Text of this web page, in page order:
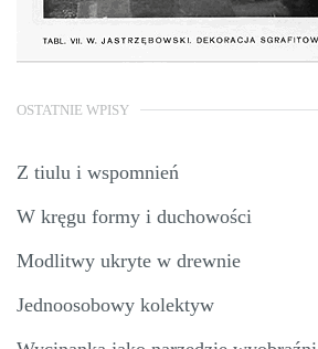
OSTATNIE WPISY
Z tiulu i wspomnień
W kręgu formy i duchowości
Modlitwy ukryte w drewnie
Jednoosobowy kolektyw